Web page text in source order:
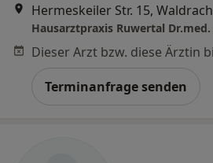
Hermeskeiler Str. 15, Waldrach
Terminanfrage senden